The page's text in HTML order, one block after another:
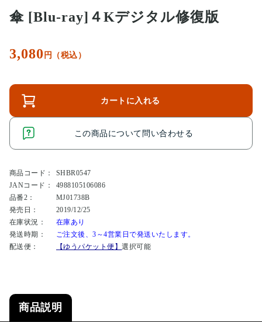
傘 [Blu-ray]４Kデジタル修復版
3,080 円（税込）
カートに入れる
この商品について問い合わせる
商品コード：
SHBR0547
JANコード：
4988105106086
品番2：
MJ01738B
発売日：
2019/12/25
在庫状況：
在庫あり
発送時期：
ご注文後、3～4営業日で発送いたします。
配送便：
【ゆうパケット便】選択可能
商品説明